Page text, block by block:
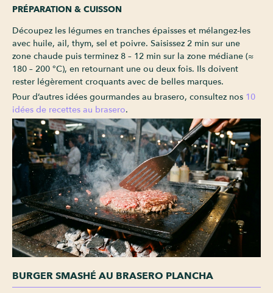
PRÉPARATION & CUISSON
Découpez les légumes en tranches épaisses et mélangez-les
avec huile, ail, thym, sel et poivre. Saisissez 2 min sur une
zone chaude puis terminez 8 – 12 min sur la zone médiane (≈
180 – 200 °C), en retournant une ou deux fois. Ils doivent
rester légèrement croquants avec de belles marques.
Pour d’autres idées gourmandes au brasero, consultez nos 10
idées de recettes au brasero.
BURGER SMASHÉ AU BRASERO PLANCHA